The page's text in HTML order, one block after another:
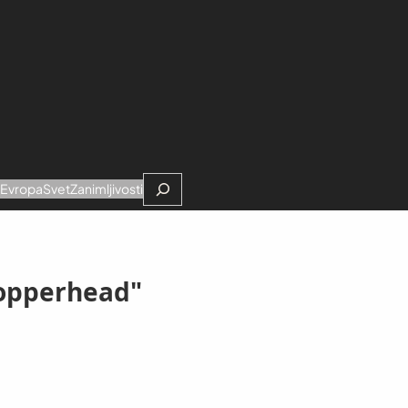
EvropaSvetZanimljivostiSearch